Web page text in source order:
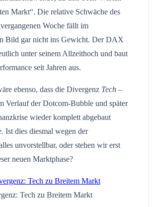
Markt“. Die relative Schwäche des
Woche fällt im
Bild gar nicht ins Gewicht. Der DAX
unter seinem Allzeithoch und baut
seit Jahren aus.
ebenso, dass die Divergenz Tech –
Verlauf der Dotcom-Bubble und später
wieder komplett abgebaut
Ist dies diesmal wegen der
unvorstellbar, oder stehen wir erst
neuen Marktphase?
Tech zu Breitem Markt